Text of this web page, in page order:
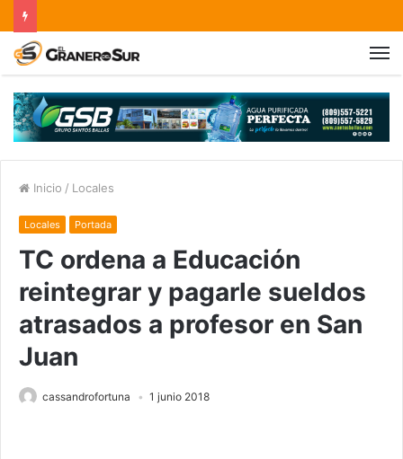
Inicio / Locales
Locales Portada
TC ordena a Educación
reintegrar y pagarle sueldos
atrasados a profesor en San
Juan
cassandrofortuna 1 junio 2018